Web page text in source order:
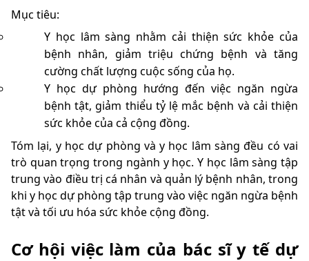
Mục tiêu:
Y học lâm sàng nhằm cải thiện sức khỏe của
bệnh nhân, giảm triệu chứng bệnh và tăng
cường chất lượng cuộc sống của họ.
Y học dự phòng hướng đến việc ngăn ngừa
bệnh tật, giảm thiểu tỷ lệ mắc bệnh và cải thiện
sức khỏe của cả cộng đồng.
Tóm lại, y học dự phòng và y học lâm sàng đều có vai
trò quan trọng trong ngành y học. Y học lâm sàng tập
trung vào điều trị cá nhân và quản lý bệnh nhân, trong
khi y học dự phòng tập trung vào việc ngăn ngừa bệnh
tật và tối ưu hóa sức khỏe cộng đồng.
Cơ hội việc làm của bác sĩ y tế dự